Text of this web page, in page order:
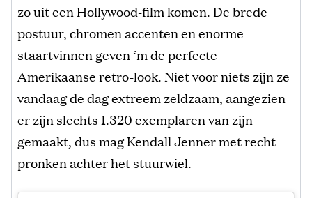
zo uit een Hollywood-film komen. De brede
postuur, chromen accenten en enorme
staartvinnen geven ‘m de perfecte
Amerikaanse retro-look. Niet voor niets zijn ze
vandaag de dag extreem zeldzaam, aangezien
er zijn slechts 1.320 exemplaren van zijn
gemaakt, dus mag Kendall Jenner met recht
pronken achter het stuurwiel.